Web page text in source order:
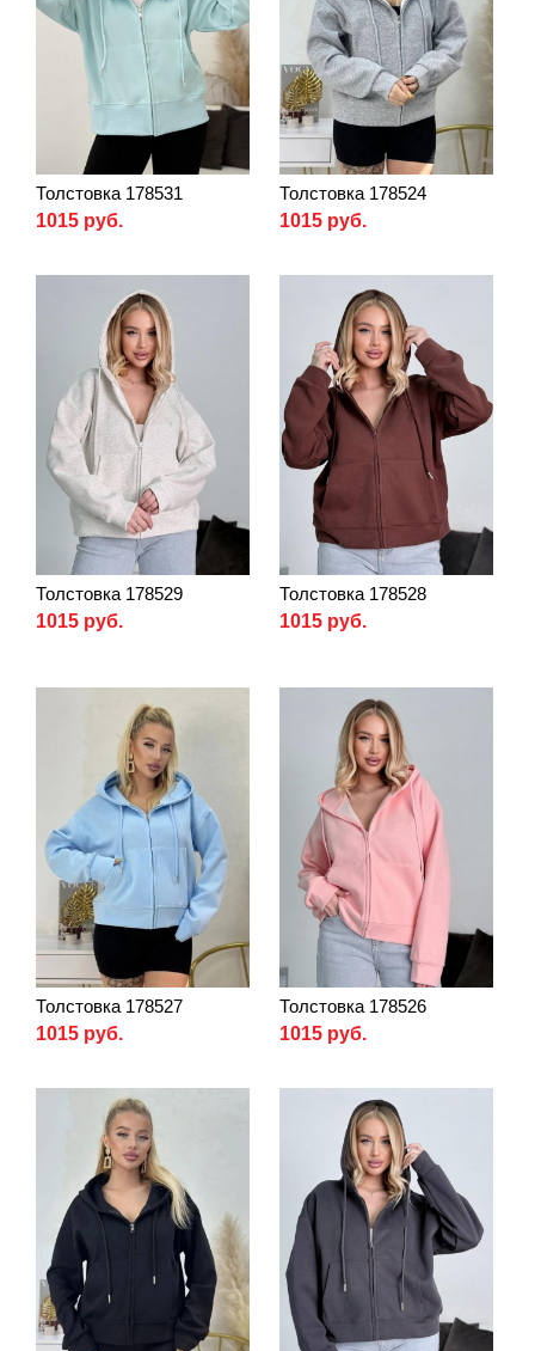
Толстовка 178531
1015 руб.
Толстовка 178524
1015 руб.
Толстовка 178529
1015 руб.
Толстовка 178528
1015 руб.
Толстовка 178527
1015 руб.
Толстовка 178526
1015 руб.